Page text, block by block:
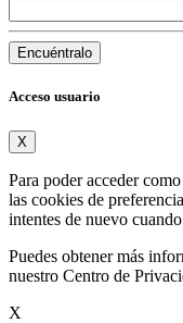
Encuéntralo
Acceso usuario
X
Para poder acceder
las cookies de
intentes de nuevo
Puedes obtener más
nuestro Centro de
X